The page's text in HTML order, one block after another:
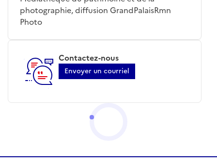
photographie, diffusion GrandPalaisRmn
Photo
Contactez-nous
Envoyer un courriel